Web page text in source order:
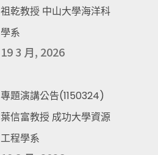
祖乾教授 中山大學海洋科
學系
19 3 月, 2026
專題演講公告(1150324)
葉信富教授 成功大學資源
工程學系